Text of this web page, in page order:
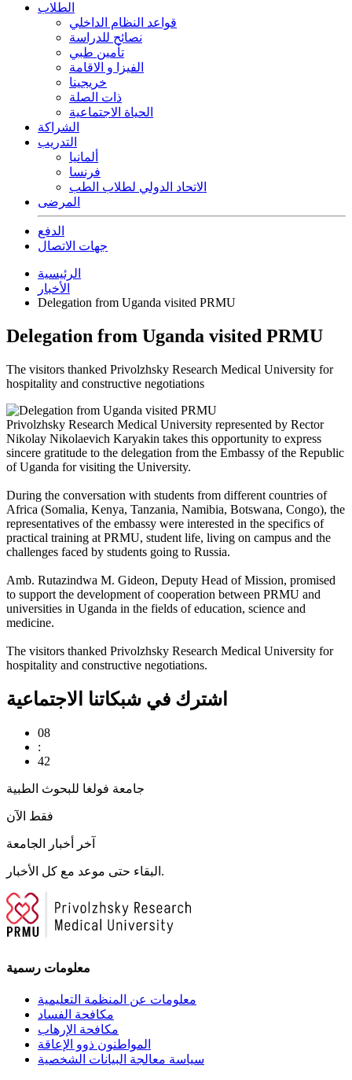
الطلاب
قواعد النظام الداخلي
نصائح للدراسة
تأمين طبي
الفيزا و الاقامة
خريجينا
ذات الصلة
الحياة الاجتماعية
الشراكة
التدريب
ألمانيا
فرنسا
الاتحاد الدولي لطلاب الطب
المرضى
الدفع
جهات الاتصال
الرئيسية
الأخبار
Delegation from Uganda visited PRMU
Delegation from Uganda visited PRMU
The visitors thanked Privolzhsky Research Medical University for
hospitality and constructive negotiations
Privolzhsky Research Medical University represented by Rector
Nikolay Nikolaevich Karyakin takes this opportunity to express
sincere gratitude to the delegation from the Embassy of the Republic
of Uganda for visiting the University.
During the conversation with students from different countries of
Africa (Somalia, Kenya, Tanzania, Namibia, Botswana, Congo), the
representatives of the embassy were interested in the specifics of
practical training at PRMU, student life, living on campus and the
challenges faced by students going to Russia.
Amb. Rutazindwa M. Gideon, Deputy Head of Mission, promised
to support the development of cooperation between PRMU and
universities in Uganda in the fields of education, science and
medicine.
The visitors thanked Privolzhsky Research Medical University for
hospitality and constructive negotiations.
اشترك في شبكاتنا الاجتماعية
08
:
42
جامعة فولغا للبحوث الطبية
فقط الآن
آخر أخبار الجامعة
البقاء حتى موعد مع كل الأخبار.
معلومات رسمية
معلومات عن المنظمة التعليمية
مكافحة الفساد
مكافحة الإرهاب
المواطنون ذوو الإعاقة
سياسة معالجة البيانات الشخصية